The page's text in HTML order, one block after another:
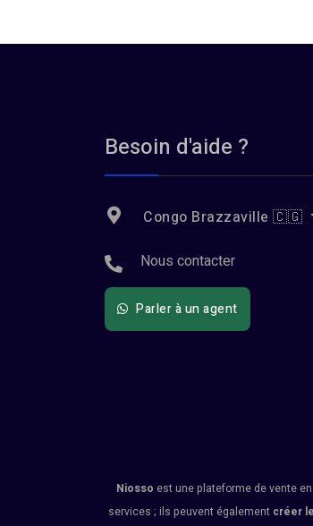
Besoin d'aide ?
Congo Brazzaville 🇨🇬
Nous contacter
Parler à un agent
Niosso est une plateforme de vente
services ; ils peuvent également créer